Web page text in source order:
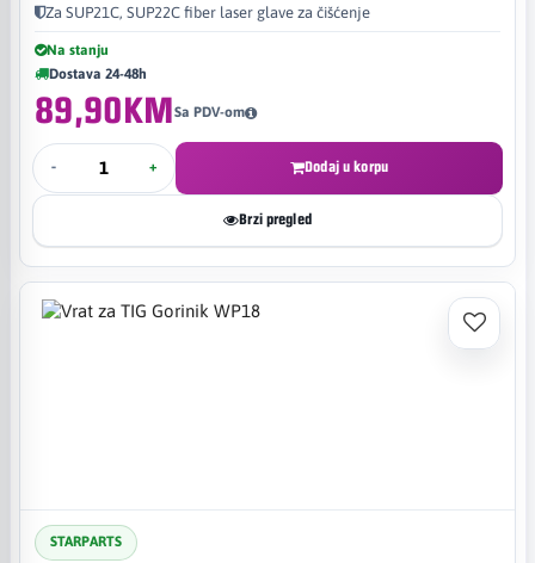
Za SUP21C, SUP22C fiber laser glave za čišćenje
Na stanju
Dostava 24-48h
89,90KMSa PDV-om
- + Dodaj u korpu
Brzi pregled
STARPARTS